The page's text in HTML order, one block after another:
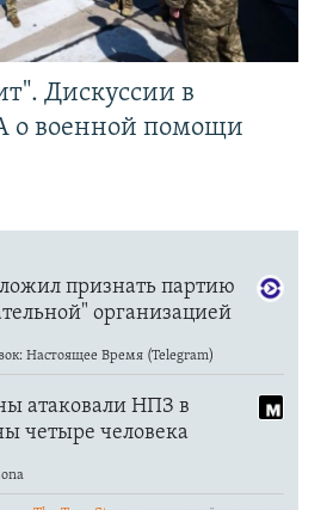
Дискуссии в
о военной помощи